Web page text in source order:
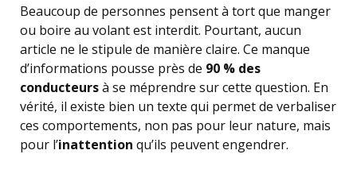
Beaucoup de personnes pensent à tort que manger
ou boire au volant est interdit. Pourtant, aucun
article ne le stipule de manière claire. Ce manque
d’informations pousse près de 90 % des
conducteursà se méprendre sur cette question. En
vérité, il existe bien un texte qui permet de verbaliser
ces comportements, non pas pour leur nature, mais
pour l’inattention qu’ils peuvent engendrer.